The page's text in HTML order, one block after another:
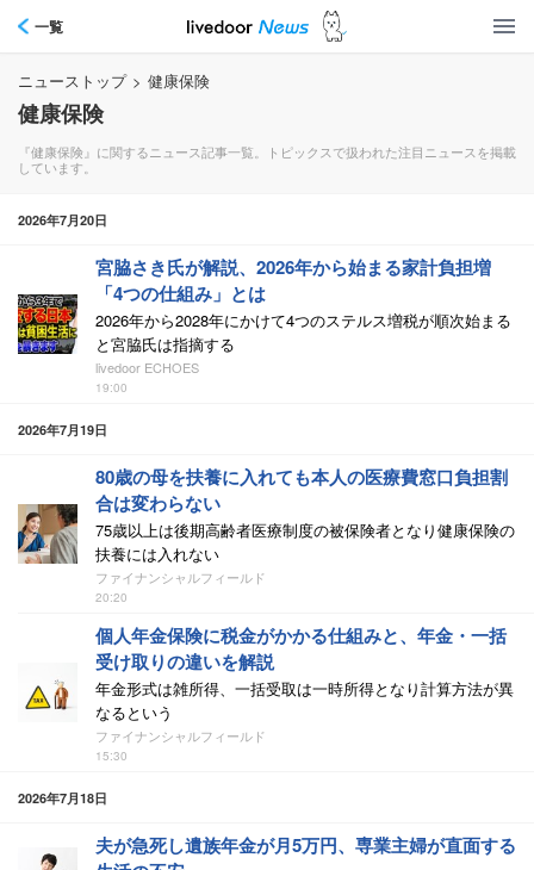
一覧
ニューストップ > 健康保険
健康保険
『健康保険』に関するニュース記事一覧。トピックスで扱われた注目ニュースを掲載
しています。
2026年7月20日
宮脇さき氏が解説、2026年から始まる家計負担増
「4つの仕組み」とは
2026年から2028年にかけて4つのステルス増税が順次始まる
と宮脇氏は指摘する
livedoor ECHOES
19:00
2026年7月19日
80歳の母を扶養に入れても本人の医療費窓口負担割
合は変わらない
75歳以上は後期高齢者医療制度の被保険者となり健康保険の
扶養には入れない
ファイナンシャルフィールド
20:20
個人年金保険に税金がかかる仕組みと、年金・一括
受け取りの違いを解説
年金形式は雑所得、一括受取は一時所得となり計算方法が異
なるという
ファイナンシャルフィールド
15:30
2026年7月18日
夫が急死し遺族年金が月5万円、専業主婦が直面する